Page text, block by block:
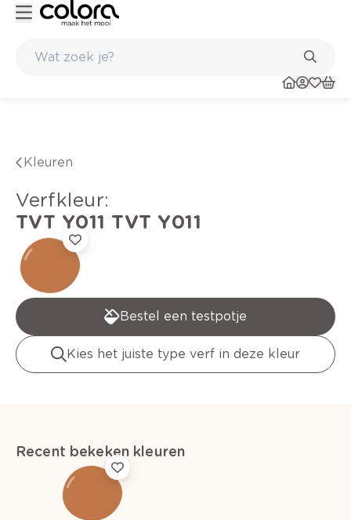
Kleuren
verfkleur:
TVT Y011 TVT Y011
Bestel een testpotje
Kies het juiste type verf in deze kleur
Recent bekeken kleuren